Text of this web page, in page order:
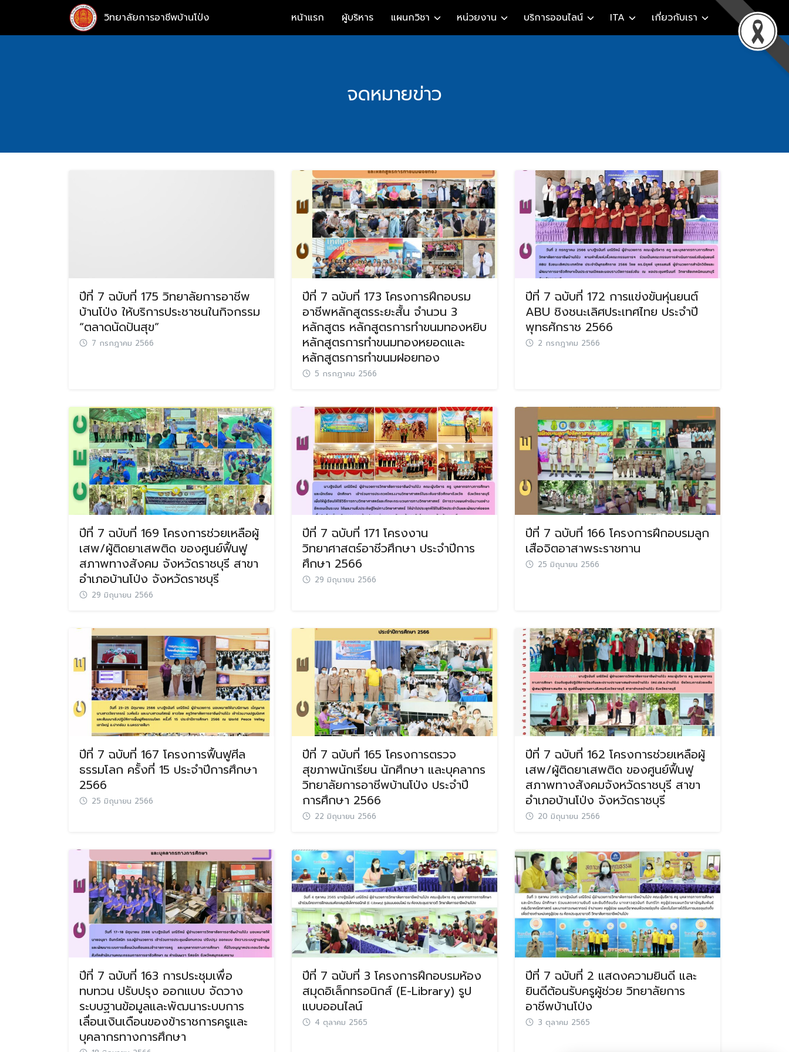
content
วิทยาลัยการอาชีพบ้านโป่ง หน้าแรก ผู้บริหาร แผนกวิชา หน่วยงาน บริการออนไลน์ ITA เกี่ยวกับเรา
จดหมายข่าว
ปีที่ 7 ฉบับที่ 175 วิทยาลัยการอาชีพ
บ้านโป่ง ให้บริการประชาชนในกิจกรรม
“ตลาดนัดปันสุข”
7 กรกฎาคม 2566
ปีที่ 7 ฉบับที่ 173 โครงการฝึกอบรม
อาชีพหลักสูตรระยะสั้น จำนวน 3
หลักสูตร หลักสูตรการทำขนมทองหยิบ
หลักสูตรการทำขนมทองหยอดและ
หลักสูตรการทำขนมฝอยทอง
5 กรกฎาคม 2566
ปีที่ 7 ฉบับที่ 172 การแข่งขันหุ่นยนต์
ABU ชิงชนะเลิศประเทศไทย ประจำปี
พุทธศักราช 2566
2 กรกฎาคม 2566
ปีที่ 7 ฉบับที่ 169 โครงการช่วยเหลือผู้
เสพ/ผู้ติดยาเสพติด ของศูนย์ฟื้นฟู
สภาพทางสังคม จังหวัดราชบุรี สาขา
อำเภอบ้านโป่ง จังหวัดราชบุรี
29 มิถุนายน 2566
ปีที่ 7 ฉบับที่ 171 โครงงาน
วิทยาศาสตร์อาชีวศึกษา ประจำปีการ
ศึกษา 2566
29 มิถุนายน 2566
ปีที่ 7 ฉบับที่ 166 โครงการฝึกอบรมลูก
เสือจิตอาสาพระราชทาน
25 มิถุนายน 2566
ปีที่ 7 ฉบับที่ 167 โครงการฟื้นฟูศีล
ธรรมโลก ครั้งที่ 15 ประจำปีการศึกษา
2566
25 มิถุนายน 2566
ปีที่ 7 ฉบับที่ 165 โครงการตรวจ
สุขภาพนักเรียน นักศึกษา และบุคลากร
วิทยาลัยการอาชีพบ้านโป่ง ประจำปี
การศึกษา 2566
22 มิถุนายน 2566
ปีที่ 7 ฉบับที่ 162 โครงการช่วยเหลือผู้
เสพ/ผู้ติดยาเสพติด ของศูนย์ฟื้นฟู
สภาพทางสังคมจังหวัดราชบุรี สาขา
อำเภอบ้านโป่ง จังหวัดราชบุรี
20 มิถุนายน 2566
ปีที่ 7 ฉบับที่ 163 การประชุมเพื่อ
ทบทวน ปรับปรุง ออกแบบ จัดวาง
ระบบฐานข้อมูลและพัฒนาระบบการ
เลื่อนเงินเดือนของข้าราชการครูและ
บุคลากรทางการศึกษา
ปีที่ 7 ฉบับที่ 3 โครงการฝึกอบรมห้อง
สมุดอิเล็กทรอนิกส์ (E-Library) รูป
แบบออนไลน์
4 ตุลาคม 2565
ปีที่ 7 ฉบับที่ 2 แสดงความยินดี และ
ยินดีต้อนรับครูผู้ช่วย วิทยาลัยการ
อาชีพบ้านโป่ง
3 ตุลาคม 2565